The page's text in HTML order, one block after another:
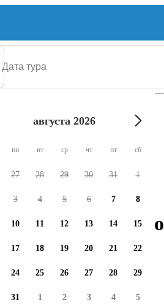
доступно
августа 2026
пн вт ср чт пт сб
27 28 29 30 31 1
3 4 5 6 7 8
10 11 12 13 14 15
17 18 19 20 21 22
24 25 26 27 28 29
31 1 2 3 4 5